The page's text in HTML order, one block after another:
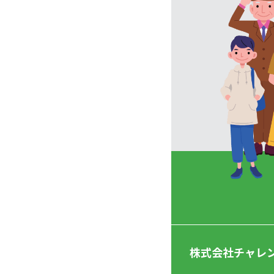
株式会社チャレ